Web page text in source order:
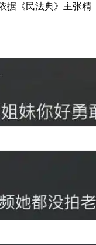
据《民法典》主张精